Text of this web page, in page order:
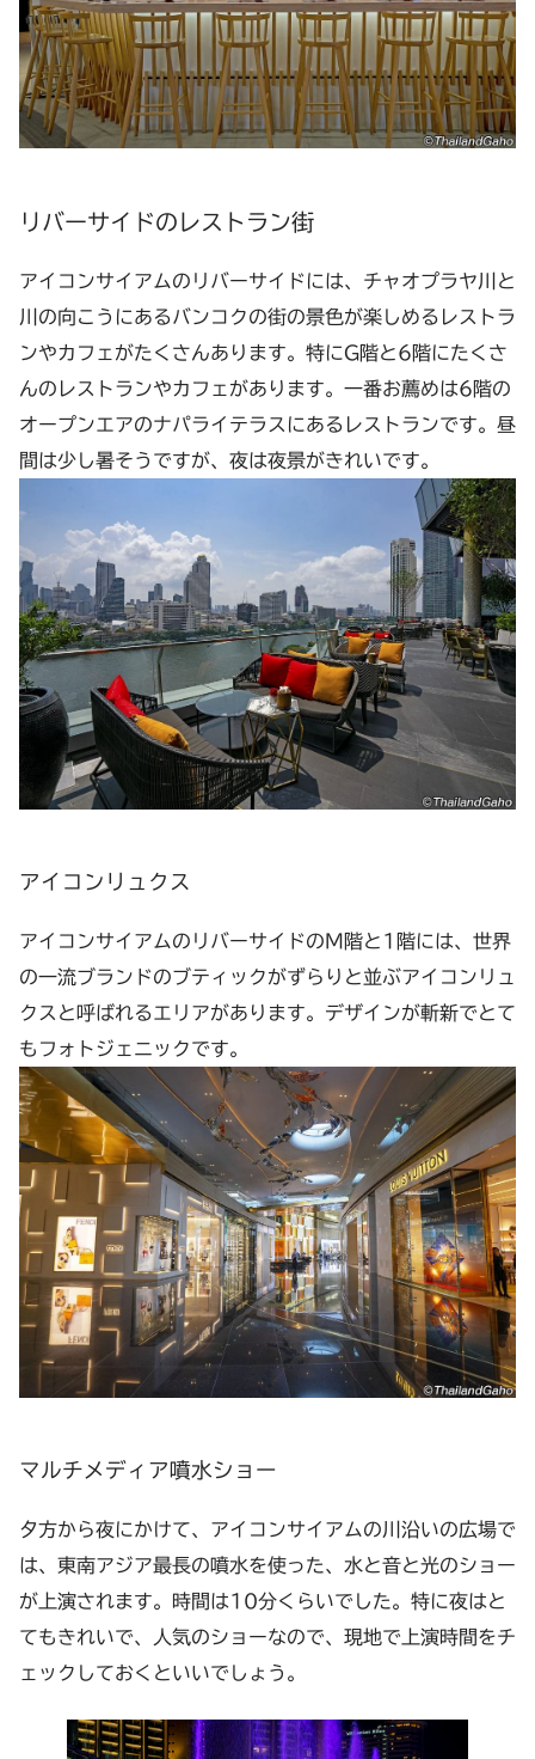
リバーサイドのレストラン街
アイコンサイアムのリバーサイドには、チャオプラヤ川と
川の向こうにあるバンコクの街の景色が楽しめるレストラ
ンやカフェがたくさんあります。特にG階と6階にたくさ
んのレストランやカフェがあります。一番お薦めは6階の
オープンエアのナパライテラスにあるレストランです。昼
間は少し暑そうですが、夜は夜景がきれいです。
アイコンリュクス
アイコンサイアムのリバーサイドのM階と1階には、世界
の一流ブランドのブティックがずらりと並ぶアイコンリュ
クスと呼ばれるエリアがあります。デザインが斬新でとて
もフォトジェニックです。
マルチメディア噴水ショー
夕方から夜にかけて、アイコンサイアムの川沿いの広場で
は、東南アジア最長の噴水を使った、水と音と光のショー
が上演されます。時間は10分くらいでした。特に夜はと
てもきれいで、人気のショーなので、現地で上演時間をチ
ェックしておくといいでしょう。